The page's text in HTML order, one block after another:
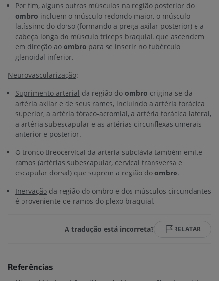
Por fim, alguns outros músculos na região posterior do
ombro incluem o músculo redondo maior, o músculo
latíssimo do dorso (formando a prega axilar posterior) e a
cabeça longa do músculo tríceps braquial, que ascendem
em direção ao ombro para se inserir no tubérculo
glenoidal inferior.
Neurovascularização:
Suprimento arterial da região do ombro origina-se da
artéria axilar e de seus ramos, incluindo a artéria torácica
superior, a artéria tóraco-acromial, a artéria torácica lateral,
a artéria subescapular e as artérias circunflexas umerais
anterior e posterior.
O tronco tireocervical da artéria subclávia também emite
ramos (artérias subescapular, cervical transversa e
escapular dorsal) que suprem a região do ombro.
Inervação da região do ombro e dos músculos circundantes
é proveniente de ramos do plexo braquial.
A tradução está incorreta? RELATAR
Referências